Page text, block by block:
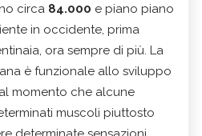
circa 84.000 e piano piano
in occidente, prima
ora sempre di più. La
è funzionale allo sviluppo
momento che alcune
muscoli piuttosto